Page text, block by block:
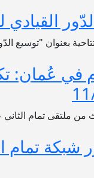
القيادي
بعنوان "توسيع
في عُمان:
الثاني عشر في ١١ شباط
تمام